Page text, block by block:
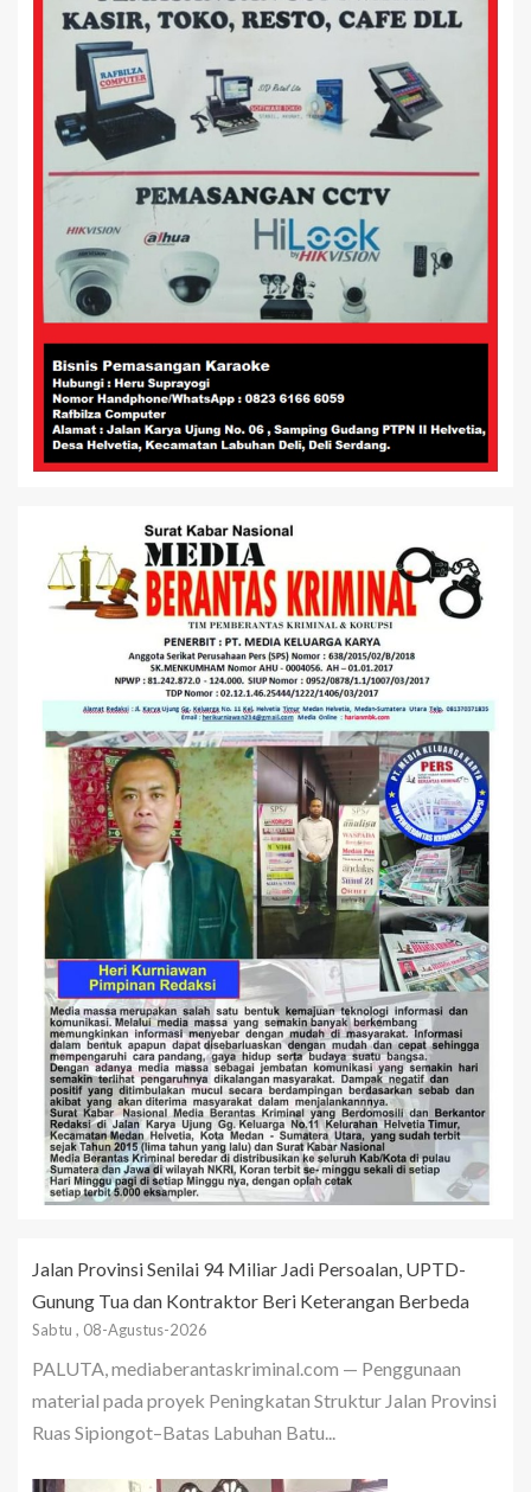
Jalan Provinsi Senilai 94 Miliar Jadi Persoalan, UPTD-
Gunung Tua dan Kontraktor Beri Keterangan Berbeda
Sabtu , 08-Agustus-2026
PALUTA, mediaberantaskriminal.com — Penggunaan
material pada proyek Peningkatan Struktur Jalan Provinsi
Ruas Sipiongot–Batas Labuhan Batu...